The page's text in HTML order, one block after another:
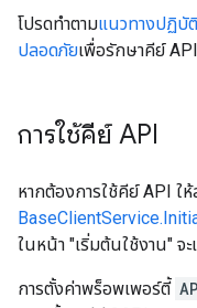
โปรดทำตามแนวทางปฏิบั
ปลอดภัยเพื่อรักษาคีย์
การใช้คีย์ API
หากต้องการใช้คีย์ API ใ
ในหน้า "เริ่มต้นใช้งาน" จ
การตั้งค่าพร็อพเพอร์ตี้